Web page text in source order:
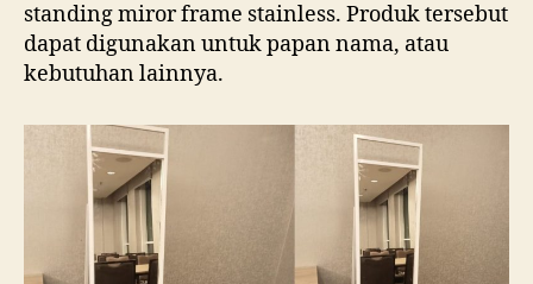
standing miror frame stainless. Produk tersebut
dapat digunakan untuk papan nama, atau
kebutuhan lainnya.